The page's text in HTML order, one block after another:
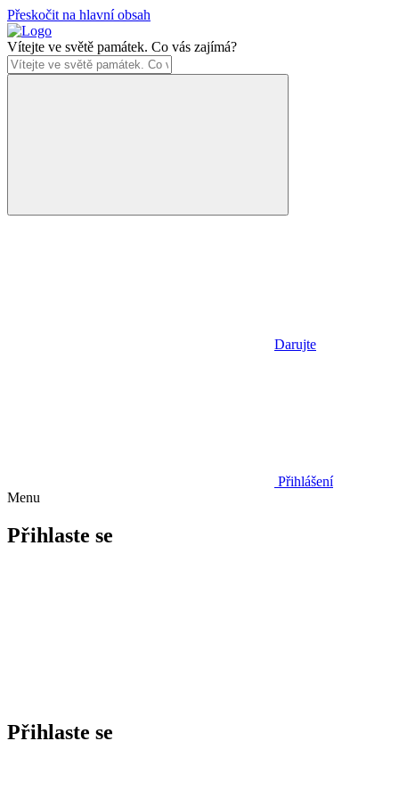
Přeskočit na hlavní obsah
Vítejte ve světě památek. Co vás zajímá?
Darujte
Přihlášení
Menu
Přihlaste se
Přihlaste se